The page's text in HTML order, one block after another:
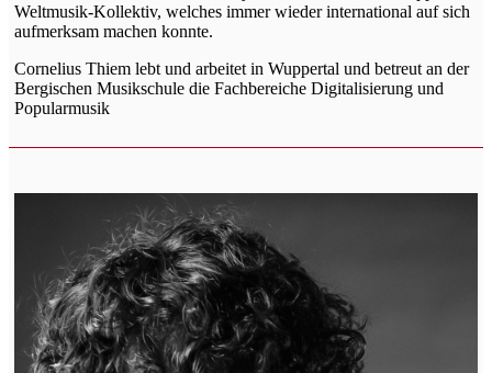
Weltmusik-Kollektiv, welches immer wieder international auf sich
aufmerksam machen konnte.
Cornelius Thiem lebt und arbeitet in Wuppertal und betreut an der
Bergischen Musikschule die Fachbereiche Digitalisierung und
Popularmusik